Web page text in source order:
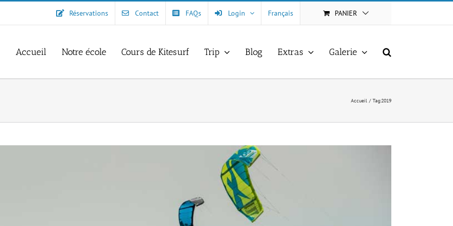
Réservations Contact FAQs Login Français PANIER
Accueil Notre école Cours de Kitesurf Trip Blog Extras Galerie
Accueil Tag:2019